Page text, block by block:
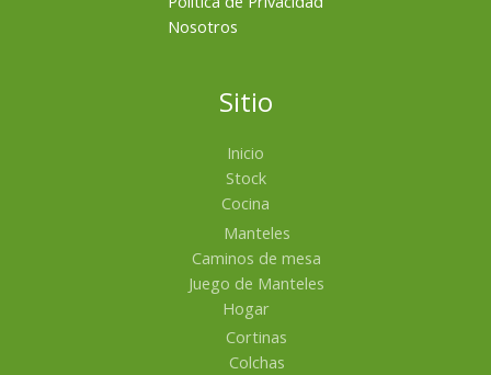
Nosotros
Sitio
Inicio
Stock
Cocina
Manteles
Caminos de mesa
Juego de Manteles
Hogar
Cortinas
Colchas